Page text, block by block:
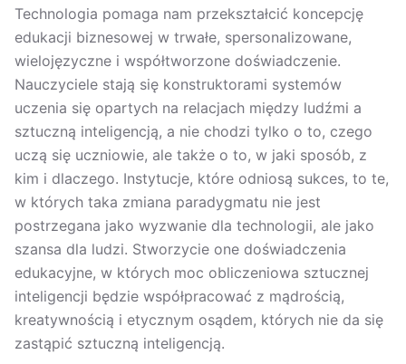
Technologia pomaga nam przekształcić koncepcję
edukacji biznesowej w trwałe, spersonalizowane,
wielojęzyczne i współtworzone doświadczenie.
Nauczyciele stają się konstruktorami systemów
uczenia się opartych na relacjach między ludźmi a
sztuczną inteligencją, a nie chodzi tylko o to, czego
uczą się uczniowie, ale także o to, w jaki sposób, z
kim i dlaczego. Instytucje, które odniosą sukces, to te,
w których taka zmiana paradygmatu nie jest
postrzegana jako wyzwanie dla technologii, ale jako
szansa dla ludzi. Stworzycie one doświadczenia
edukacyjne, w których moc obliczeniowa sztucznej
inteligencji będzie współpracować z mądrością,
kreatywnością i etycznym osądem, których nie da się
zastąpić sztuczną inteligencją.